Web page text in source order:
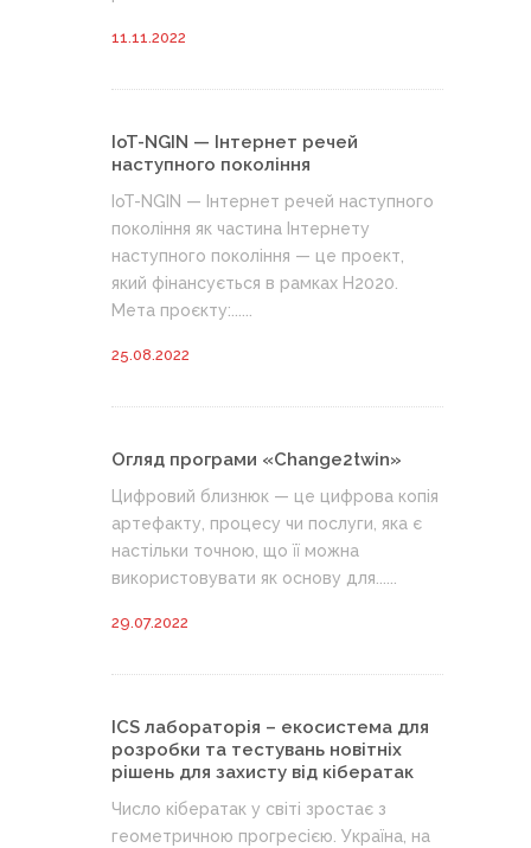
11.11.2022
IoT-NGIN — Інтернет речей
наступного покоління
IoT-NGIN — Інтернет речей наступного
покоління як частина Інтернету
наступного покоління — це проект,
який фінансується в рамках H2020.
Мета проєкту:......
25.08.2022
Огляд програми «Change2twin»
Цифровий близнюк — це цифрова копія
артефакту, процесу чи послуги, яка є
настільки точною, що її можна
використовувати як основу для......
29.07.2022
ICS лабораторія – екосистема для
розробки та тестувань новітніх
рішень для захисту від кібератак
Число кібератак у світі зростає з
геометричною прогресією. Україна, на